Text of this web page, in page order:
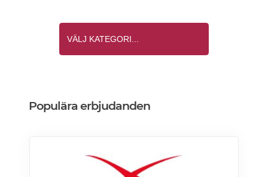
Populära erbjudanden